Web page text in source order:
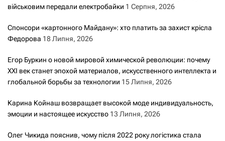
військовим передали електробайки 1 Серпня, 2026
Спонсори «картонного Майдану»: хто платить за захист крісла
Федорова 18 Липня, 2026
Егор Буркин о новой мировой химической революции: почему
XXI век станет эпохой материалов, искусственного интеллекта и
глобальной борьбы за технологии 15 Липня, 2026
Карина Койнаш возвращает высокой моде индивидуальность,
эмоции и настоящее искусство 13 Липня, 2026
Олег Чикида пояснив, чому після 2022 року логістика стала